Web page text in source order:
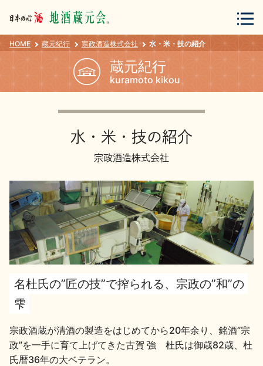
会員登録 ログイン
蔵元紀行 地酒カタログ
地酒用語集
お楽しみコンテンツ
HOME 蔵元紀行 宗政酒造株式会社 水・米・技の紹介
蔵元紀行
kuramoto kikou
水・米・技の紹介
宗政酒造株式会社
名杜氏の”匠の技”で搾られる、宗政の”和”の
雫
宗政酒蔵が清酒の製造をはじめてから20年余り、銘酒”宗
政”を一手に育て上げてきた古賀 強 杜氏は御歳82歳、杜
氏暦36年の大ベテラン。